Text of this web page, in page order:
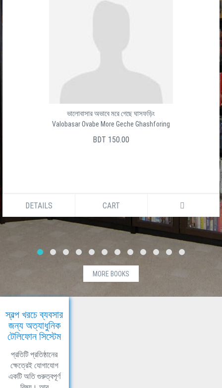
ভালোবাসার অভাবে মরে গেছে ঘাসফড়িং
Valobasar Ovabe More Geche Ghashforing
BDT 150.00
DETAILS CART
MORE BOOKS
স্বল্প খরচে ব্যবসার
জন্য অত্যাধুনিক
টেলিফোন সিস্টেম
প্রতিটি প্রতিষ্ঠানের
ক্ষেত্রেই যোগাযোগ
একটি অতি গুরুত্বপূর্ণ